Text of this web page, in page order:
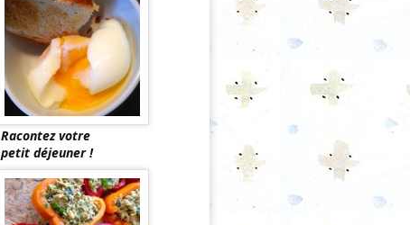
Racontez votre
petit déjeuner !